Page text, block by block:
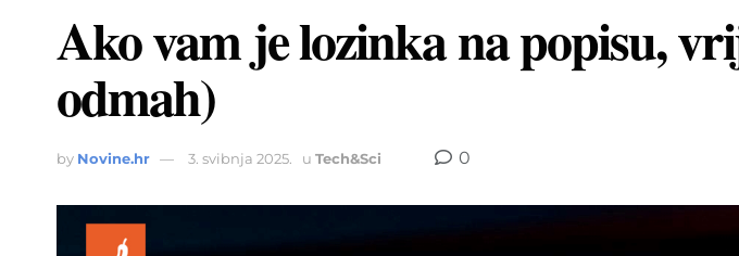
Ako vam je lozinka na popisu,
odmah)
by Novine.hr 3. svibnja 2025. u Tech&Sci 0